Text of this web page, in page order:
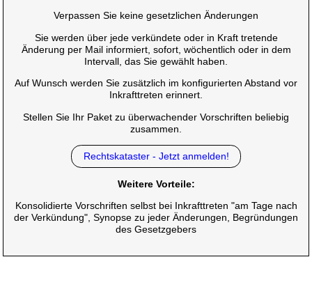
Verpassen Sie keine gesetzlichen Änderungen
Sie werden über jede verkündete oder in Kraft tretende
Änderung per Mail informiert, sofort, wöchentlich oder in dem
Intervall, das Sie gewählt haben.
Auf Wunsch werden Sie zusätzlich im konfigurierten Abstand vor
Inkrafttreten erinnert.
Stellen Sie Ihr Paket zu überwachender Vorschriften beliebig
zusammen.
Rechtskataster - Jetzt anmelden!
Weitere Vorteile:
Konsolidierte Vorschriften selbst bei Inkrafttreten "am Tage nach
der Verkündung", Synopse zu jeder Änderungen, Begründungen
des Gesetzgebers